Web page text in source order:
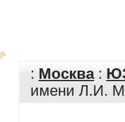
: Москва:
имени Л.И.